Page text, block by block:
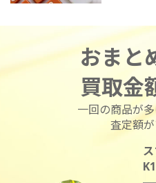
おまと
買取金
一回の商品が
査定額が